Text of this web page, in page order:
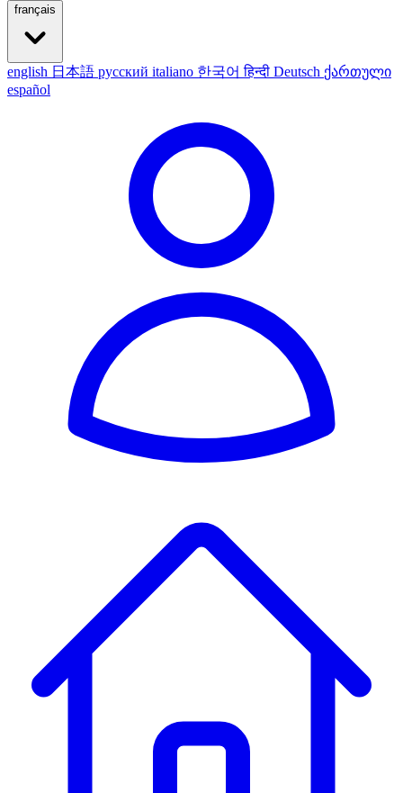
français
english 日本語 русский italiano 한국어हिन्दी Deutsch ქართული
español